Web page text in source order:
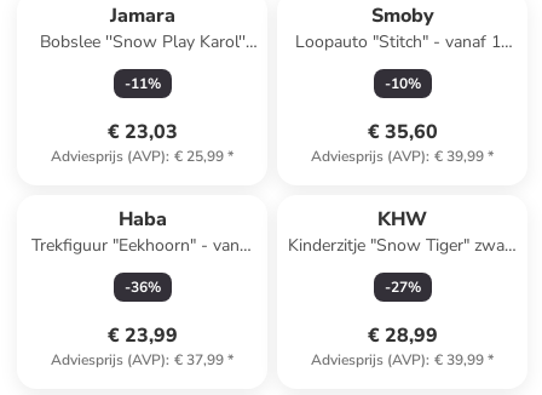
Jamara
Bobslee ''Snow Play Karol''
rood - vanaf 3 jaar
-11%
€ 23,03
Adviesprijs (AVP): € 25,99*
Smoby
Loopauto "Stitch" - vanaf 10
maanden
-10%
€ 35,60
Adviesprijs (AVP): € 39,99*
Haba
Trekfiguur "Eekhoorn" - vanaf
12 maanden
-36%
€ 23,99
Adviesprijs (AVP): € 37,99*
KHW
Kinderzitje "Snow Tiger" zwart
- vanaf 2 jaar
-27%
€ 28,99
Adviesprijs (AVP): € 39,99*